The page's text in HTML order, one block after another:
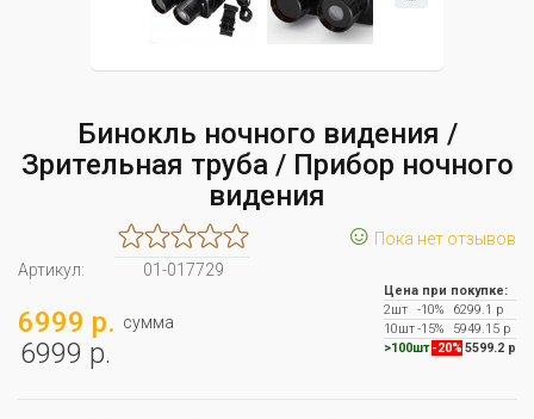
Бинокль ночного видения /
Зрительная труба / Прибор ночного
видения
☺ Пока нет отзывов
Артикул:
01-017729
6999 р. сумма
6999 р.
Цена при покупке:
2шт
-10%
6299.1 р
10шт-15%
5949.15 р
>100шт -20% 5599.2 р